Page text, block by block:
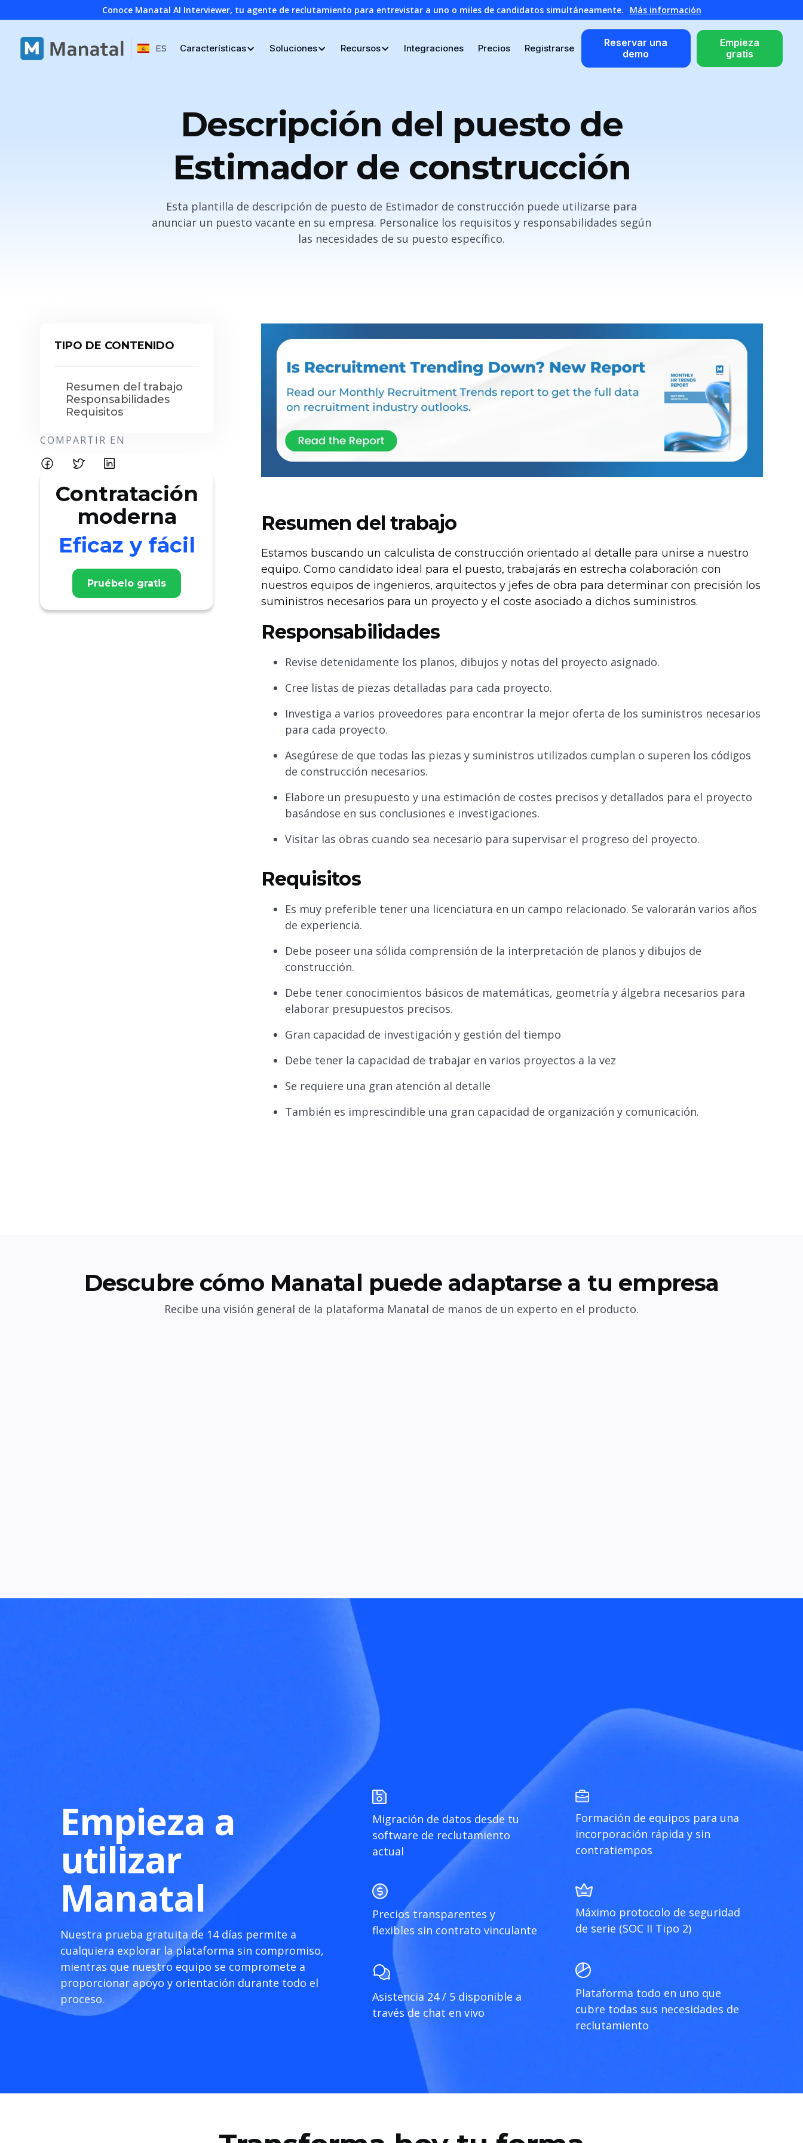
Conoce Manatal AI Interviewer, tu agente de reclutamiento para entrevistar a uno o miles de candidatos simultáneamente. Más información
ES Características Soluciones Recursos Integraciones Precios Registrarse
Reservar una
demo
Empieza
gratis
Descripción del puesto de
Estimador de construcción
Esta plantilla de descripción de puesto de Estimador de construcción puede utilizarse para
anunciar un puesto vacante en su empresa. Personalice los requisitos y responsabilidades según
las necesidades de su puesto específico.
TIPO DE CONTENIDO
Resumen del trabajo
Responsabilidades
Requisitos
COMPARTIR EN
Contratación
moderna
Eficaz y fácil
Pruébelo gratis
Resumen del trabajo
Estamos buscando un calculista de construcción orientado al detalle para unirse a nuestro
equipo. Como candidato ideal para el puesto, trabajarás en estrecha colaboración con
nuestros equipos de ingenieros, arquitectos y jefes de obra para determinar con precisión los
suministros necesarios para un proyecto y el coste asociado a dichos suministros.
Responsabilidades
Revise detenidamente los planos, dibujos y notas del proyecto asignado.
Cree listas de piezas detalladas para cada proyecto.
Investiga a varios proveedores para encontrar la mejor oferta de los suministros necesarios
para cada proyecto.
Asegúrese de que todas las piezas y suministros utilizados cumplan o superen los códigos
de construcción necesarios.
Elabore un presupuesto y una estimación de costes precisos y detallados para el proyecto
basándose en sus conclusiones e investigaciones.
Visitar las obras cuando sea necesario para supervisar el progreso del proyecto.
Requisitos
Es muy preferible tener una licenciatura en un campo relacionado. Se valorarán varios años
de experiencia.
Debe poseer una sólida comprensión de la interpretación de planos y dibujos de
construcción.
Debe tener conocimientos básicos de matemáticas, geometría y álgebra necesarios para
elaborar presupuestos precisos.
Gran capacidad de investigación y gestión del tiempo
Debe tener la capacidad de trabajar en varios proyectos a la vez
Se requiere una gran atención al detalle
También es imprescindible una gran capacidad de organización y comunicación.
Descubre cómo Manatal puede adaptarse a tu empresa
Recibe una visión general de la plataforma Manatal de manos de un experto en el producto.
Empieza a
utilizar
Manatal
Nuestra prueba gratuita de 14 días permite a
cualquiera explorar la plataforma sin compromiso,
mientras que nuestro equipo se compromete a
proporcionar apoyo y orientación durante todo el
proceso.
Migración de datos desde tu
software de reclutamiento
actual
Formación de equipos para una
incorporación rápida y sin
contratiempos
Precios transparentes y
flexibles sin contrato vinculante
Máximo protocolo de seguridad
de serie (SOC II Tipo 2)
Asistencia 24 / 5 disponible a
través de chat en vivo
Plataforma todo en uno que
cubre todas sus necesidades de
reclutamiento